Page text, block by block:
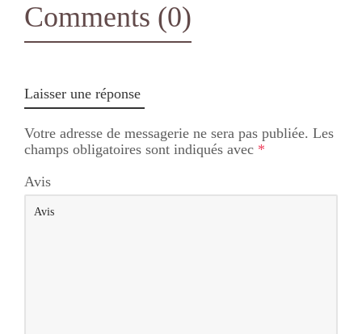
Comments (0)
Laisser une réponse
Votre adresse de messagerie ne sera pas publiée. Les
champs obligatoires sont indiqués avec *
Avis